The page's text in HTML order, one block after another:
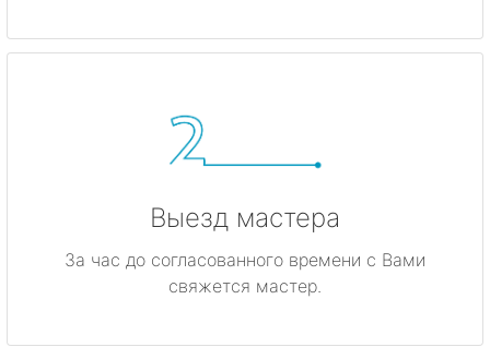
Выезд мастера
За час до согласованного времени с Вами
свяжется мастер.